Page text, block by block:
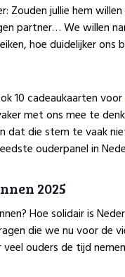
Zouden jullie hem
partner…We willen
hoe duidelijker ons
10 cadeaukaarten voor
met ons mee te
dat die stem te vaak
ouderpanel in
2025
Hoe solidair is
die we nu voor de
ouders de tijd